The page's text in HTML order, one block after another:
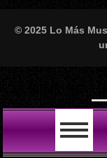
© 2025 Lo Más
LO ÚLTIMO